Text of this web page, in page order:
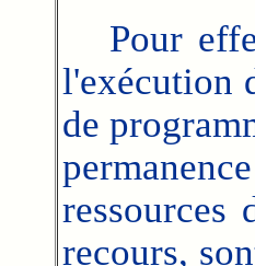
Pour
l'exécution
de
ressources
recours,